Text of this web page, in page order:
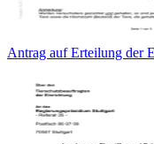
Antrag auf Erteilung der